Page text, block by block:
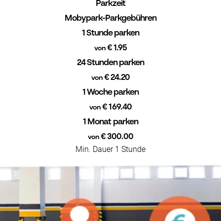
Parkzeit
Mobypark-Parkgebühren
1 Stunde parken
von€ 1.95
24 Stunden parken
von€ 24.20
1 Woche parken
von € 169.40
1 Monat parken
von€ 300.00
Min. Dauer 1 Stunde